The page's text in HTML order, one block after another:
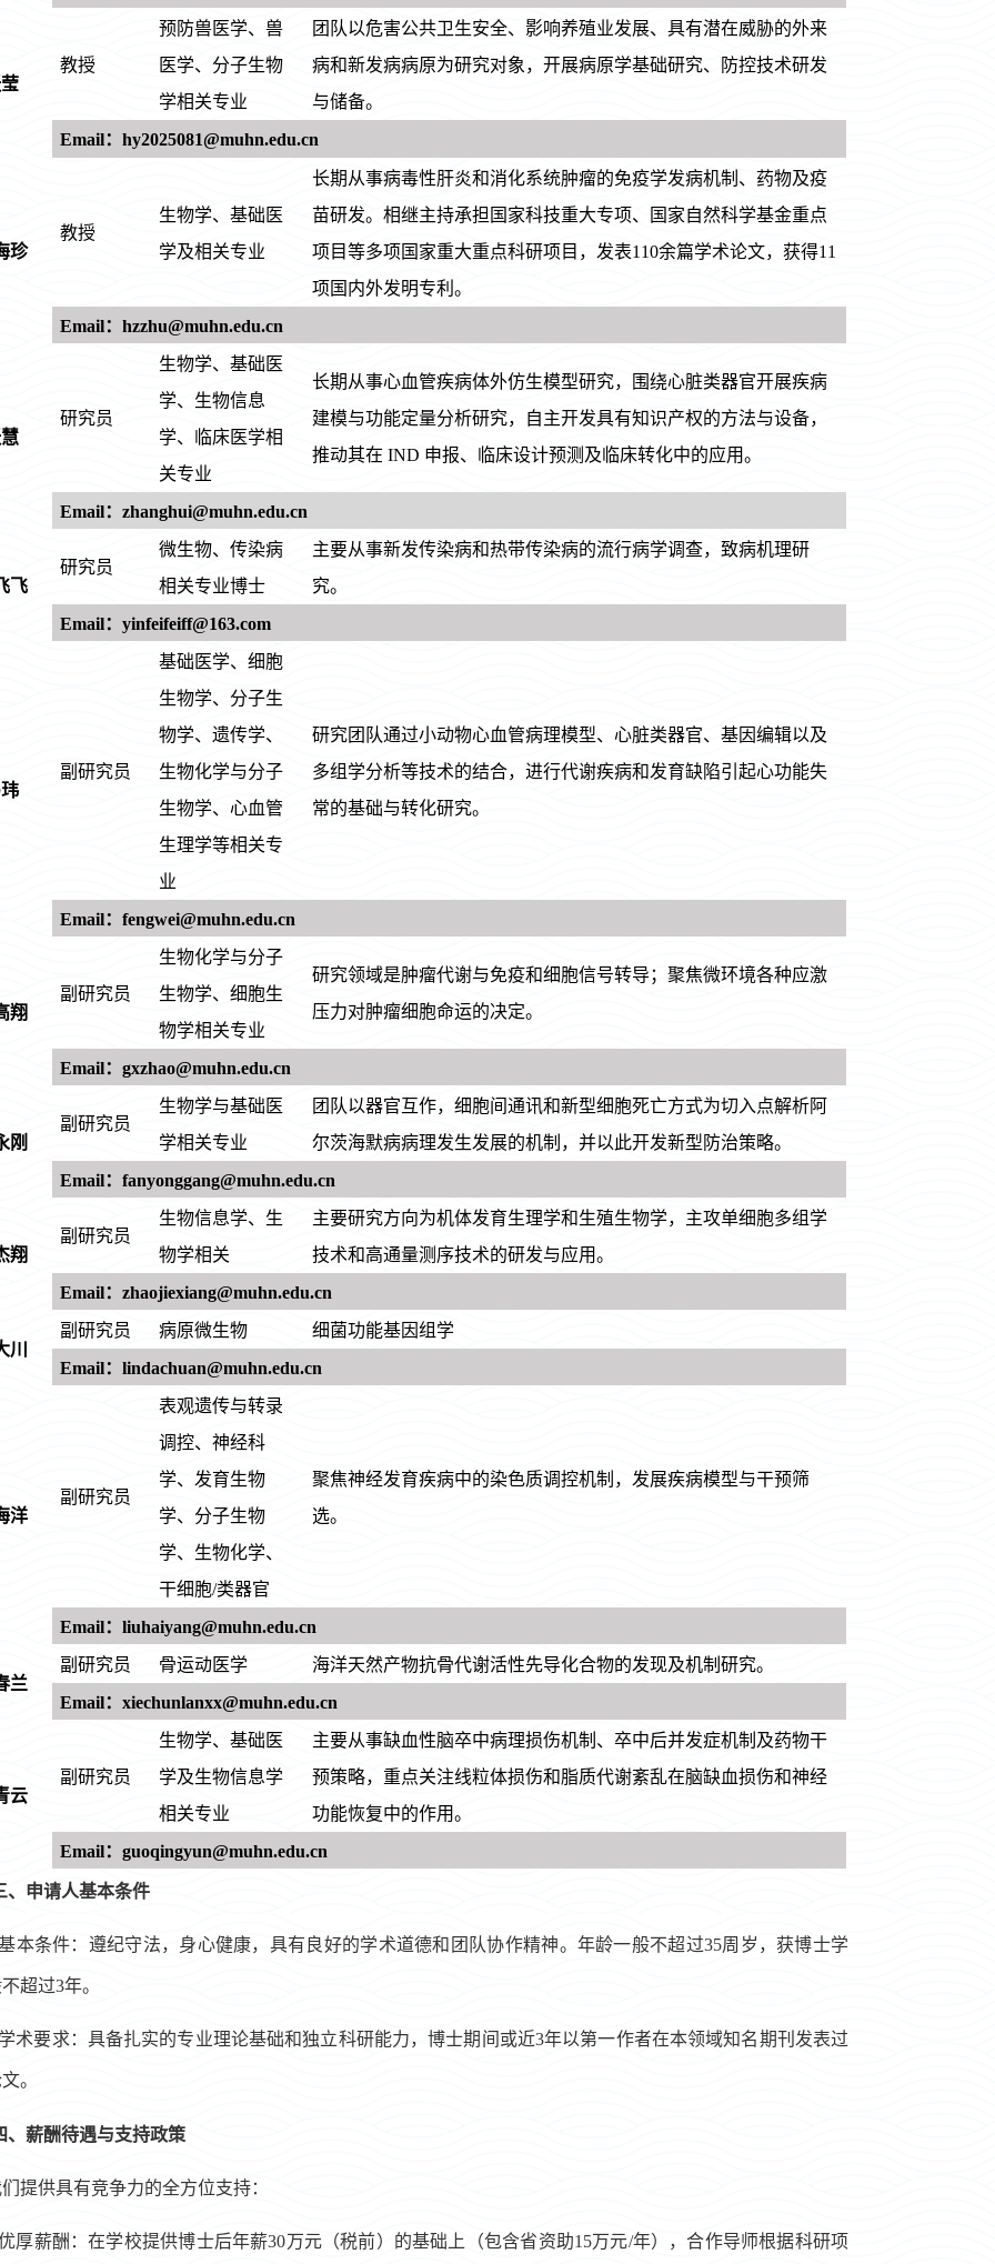
教授
预防兽医学、兽
医学、分子生物
学相关专业
团队以危害公共卫生安全、影响养殖业发展、具有潜在威胁的外来
病和新发病病原为研究对象，开展病原学基础研究、防控技术研发
与储备。
Email：hy2025081@muhn.edu.cn
珍
教授
生物学、基础医
学及相关专业
长期从事病毒性肝炎和消化系统肿瘤的免疫学发病机制、药物及疫
苗研发。相继主持承担国家科技重大专项、国家自然科学基金重点
项目等多项国家重大重点科研项目，发表110余篇学术论文，获得11
项国内外发明专利。
Email：hzzhu@muhn.edu.cn
研究员
生物学、基础医
学、生物信息
学、临床医学相
关专业
长期从事心血管疾病体外仿生模型研究，围绕心脏类器官开展疾病
建模与功能定量分析研究，自主开发具有知识产权的方法与设备，
推动其在 IND 申报、临床设计预测及临床转化中的应用。
Email：zhanghui@muhn.edu.cn
飞
研究员
微生物、传染病
相关专业博士
主要从事新发传染病和热带传染病的流行病学调查，致病机理研
究。
Email：yinfeifeiff@163.com
副研究员
基础医学、细胞
生物学、分子生
物学、遗传学、
生物化学与分子
生物学、心血管
生理学等相关专
业
研究团队通过小动物心血管病理模型、心脏类器官、基因编辑以及
多组学分析等技术的结合，进行代谢疾病和发育缺陷引起心功能失
常的基础与转化研究。
Email：fengwei@muhn.edu.cn
翔
副研究员
生物化学与分子
生物学、细胞生
物学相关专业
研究领域是肿瘤代谢与免疫和细胞信号转导；聚焦微环境各种应激
压力对肿瘤细胞命运的决定。
Email：gxzhao@muhn.edu.cn
刚
副研究员
生物学与基础医
学相关专业
团队以器官互作，细胞间通讯和新型细胞死亡方式为切入点解析阿
尔茨海默病病理发生发展的机制，并以此开发新型防治策略。
Email：fanyonggang@muhn.edu.cn
翔
副研究员
生物信息学、生
物学相关
主要研究方向为机体发育生理学和生殖生物学，主攻单细胞多组学
技术和高通量测序技术的研发与应用。
Email：zhaojiexiang@muhn.edu.cn
川
副研究员 病原微生物
细菌功能基因组学
Email：lindachuan@muhn.edu.cn
洋
副研究员
表观遗传与转录
调控、神经科
学、发育生物
学、分子生物
学、生物化学、
干细胞/类器官
聚焦神经发育疾病中的染色质调控机制，发展疾病模型与干预筛
选。
Email：liuhaiyang@muhn.edu.cn
兰
副研究员 骨运动医学
海洋天然产物抗骨代谢活性先导化合物的发现及机制研究。
Email：xiechunlanxx@muhn.edu.cn
云
副研究员
生物学、基础医
学及生物信息学
相关专业
主要从事缺血性脑卒中病理损伤机制、卒中后并发症机制及药物干
预策略，重点关注线粒体损伤和脂质代谢紊乱在脑缺血损伤和神经
功能恢复中的作用。
Email：guoqingyun@muhn.edu.cn
、申请人基本条件
本条件：遵纪守法，身心健康，具有良好的学术道德和团队协作精神。年龄一般不超过35周岁，获博士学
超过3年。
术要求：具备扎实的专业理论基础和独立科研能力，博士期间或近3年以第一作者在本领域知名期刊发表过
。
、薪酬待遇与支持政策
提供具有竞争力的全方位支持：
厚薪酬 ：在学校提供博士后年薪30万元（税前） 的基础上 （包含省资助15万元/年），合作导师根据科研项